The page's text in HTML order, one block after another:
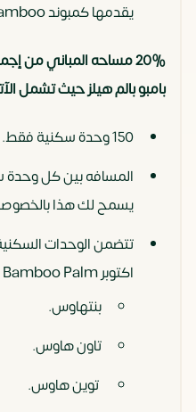
يقدمها كمبوند Bamboo بالم هيلز.
20% مساحه المباني من
بامبو بالم هيلز حيث تشمل
150 وحدة سكنية فقط.
المسافه بين كل وحدة
يسمح لك هذا
اكتوبر Bamboo Palm التالى:
بنتهاوس.
تاون هاوس.
توين هاوس.